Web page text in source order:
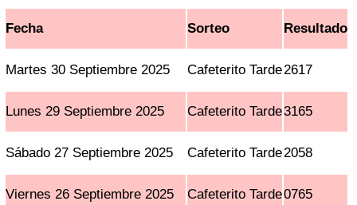
Fecha Sorteo Resultado
Martes 30 Septiembre 2025 Cafeterito Tarde2617
Lunes 29 Septiembre 2025 Cafeterito Tarde3165
Sábado 27 Septiembre 2025 Cafeterito Tarde2058
Viernes 26 Septiembre 2025 Cafeterito Tarde0765